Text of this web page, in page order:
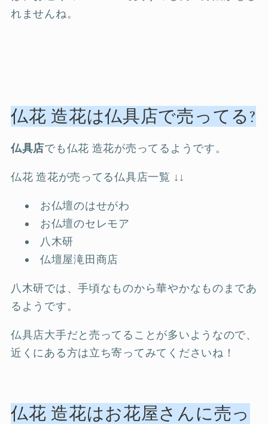
れませんね。
仏花 造花は仏具店で売ってる?
仏具店でも仏花 造花が売ってるようです。
仏花 造花が売ってる仏具店一覧 ↓↓
お仏壇のはせがわ
お仏壇のセレモア
八木研
仏壇屋滝田商店
八木研では、手頃なものから華やかなものまであ
るようです。
仏具店大手だと売ってることが多いようなので、
近くにある方は立ち寄ってみてくださいね！
仏花 造花はお花屋さんに売っ